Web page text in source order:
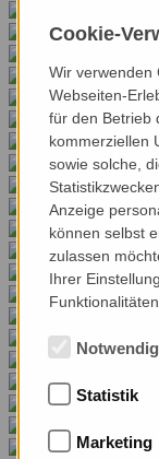
Cookie-
Wir verwenden
Webseiten-
für den Betrieb
kommerziellen
sowie solche,
Anzeige
können selbst
zulassen
Ihrer
Notwendig
Statistik
Marketing